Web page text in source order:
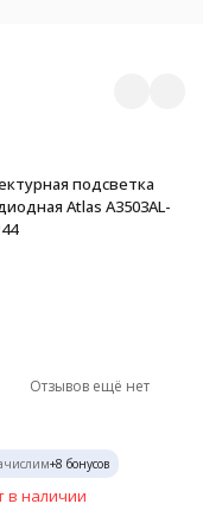
подсветка
Atlas A3503AL-
Отзывов ещё нет
+8 бонусов
в наличии